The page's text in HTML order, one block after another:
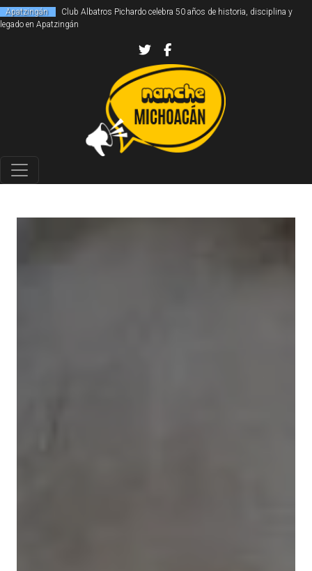
Apatzingán
Club Albatros Pichardo celebra 50 años de historia, disciplina y
legado en Apatzingán